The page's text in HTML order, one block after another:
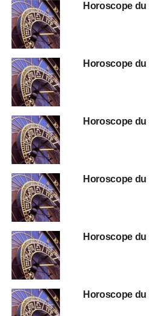
Horoscope du
Horoscope du
Horoscope du
Horoscope du
Horoscope du
Horoscope du